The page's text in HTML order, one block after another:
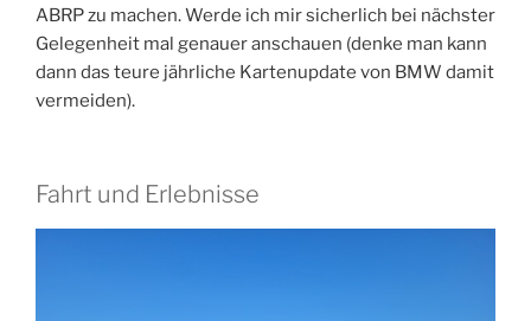
ABRP zu machen. Werde ich mir sicherlich bei nächster
Gelegenheit mal genauer anschauen (denke man kann
dann das teure jährliche Kartenupdate von BMW damit
vermeiden).
Fahrt und Erlebnisse